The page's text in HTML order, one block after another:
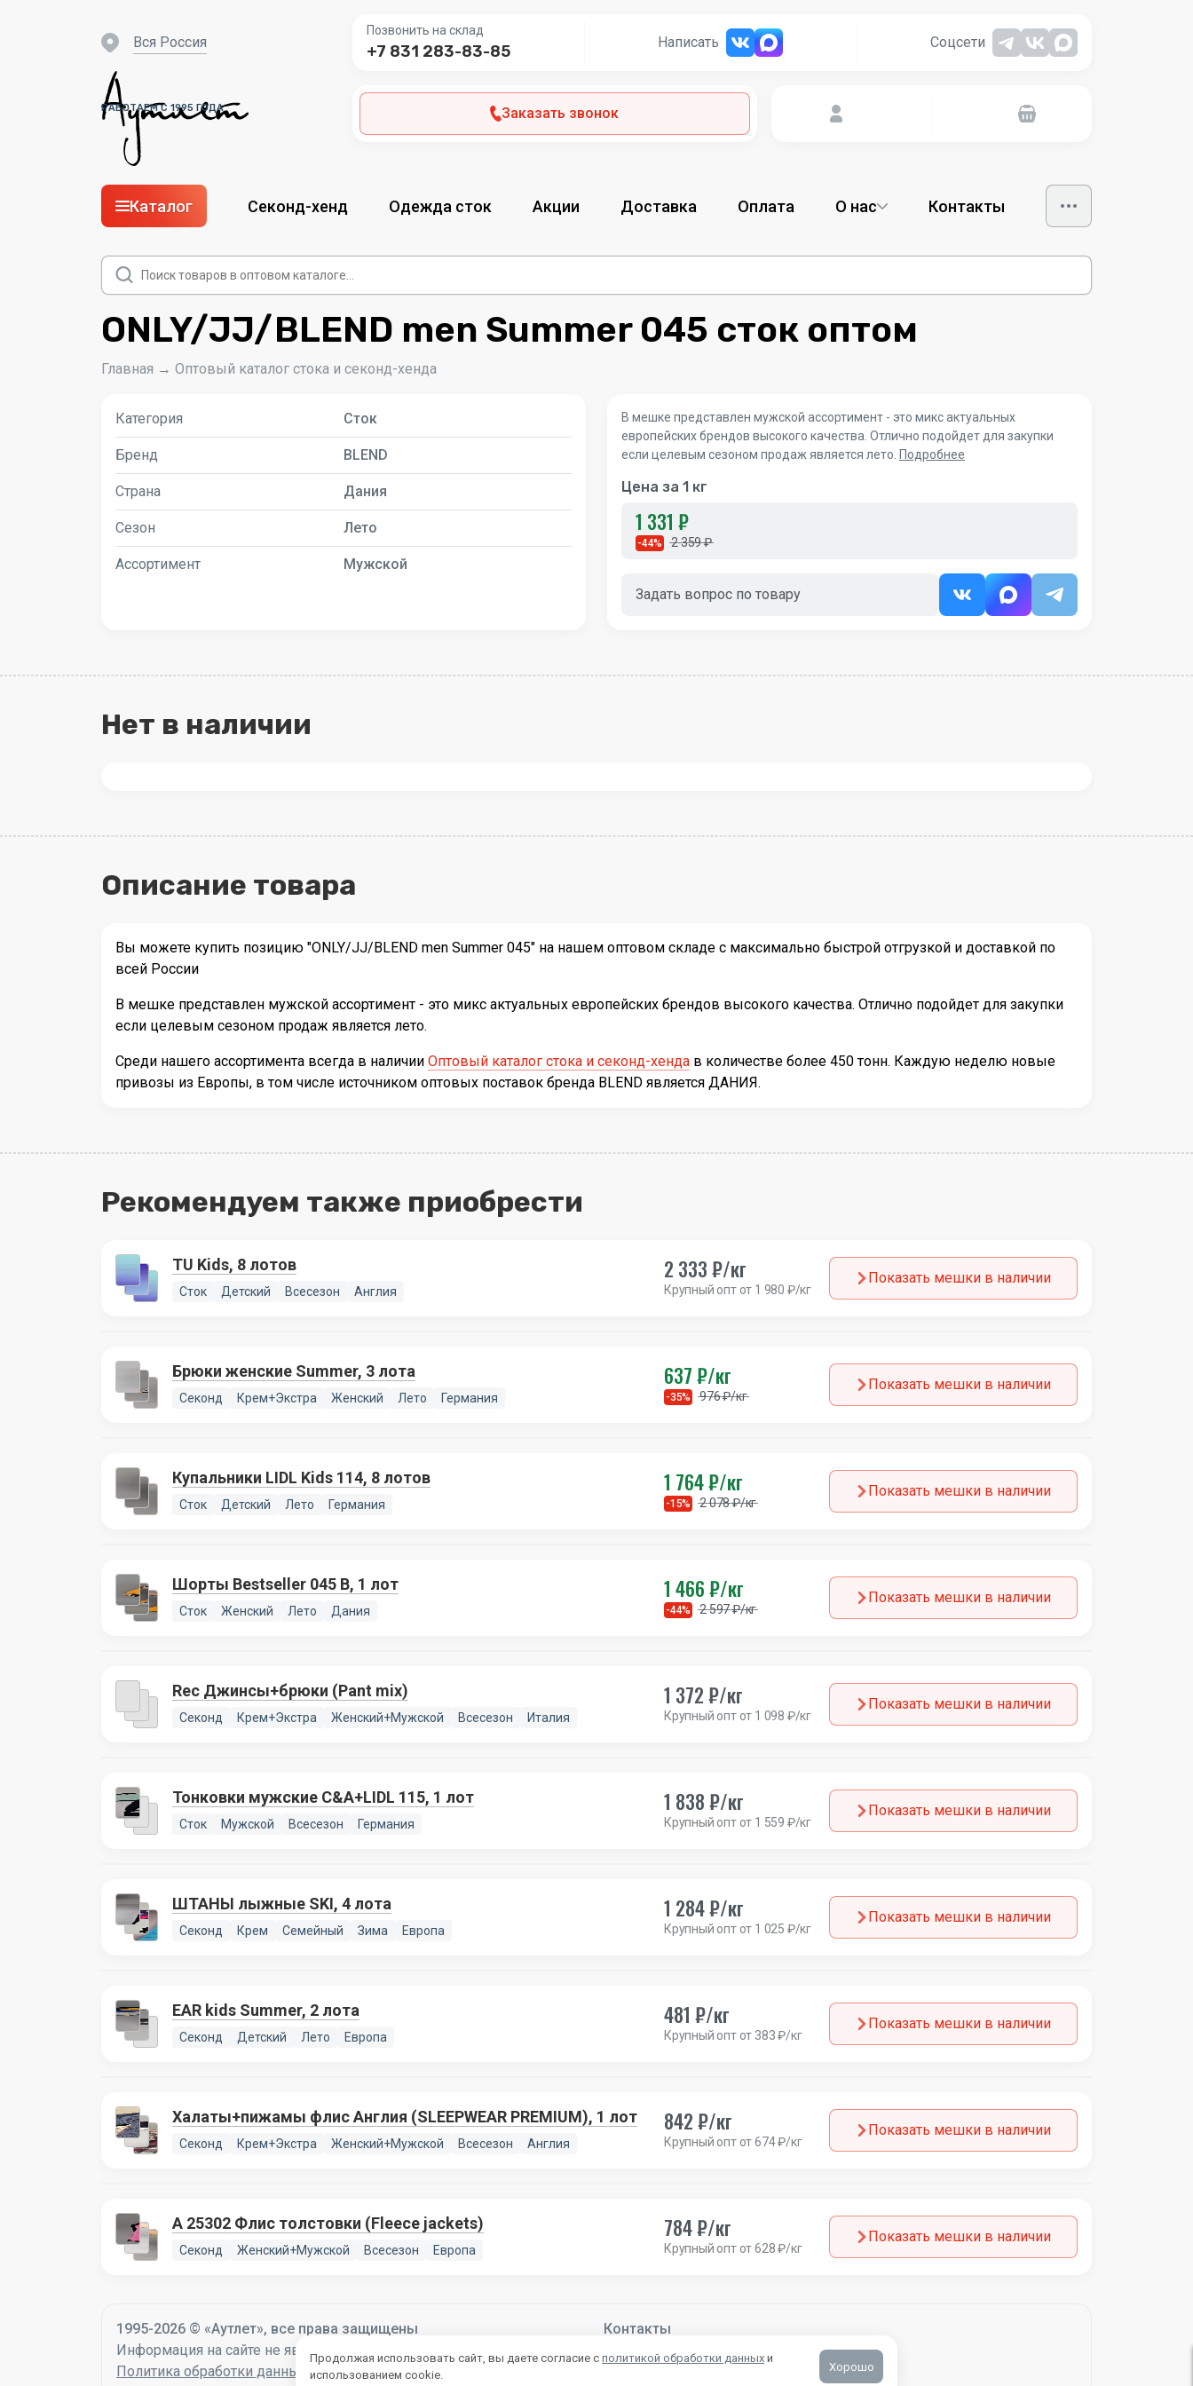
РАБОТАЕМ С 1995 ГОДА
вся Россия
Позвонить на склад
+7 831 283-83-85 Написать Соцсети
Заказать звонок
Каталог Секонд-хенд Одежда сток Акции Доставка Оплата О нас Контакты
Поиск
товаров
ONLY/JJ/BLEND men Summer 045 сток оптом
Главная → Оптовый каталог стока и секонд-хенда
Категория Сток
Бренд BLEND
Страна Дания
Сезон Лето
Ассортимент Мужской
В мешке представлен мужской ассортимент - это микс актуальных
европейских брендов высокого качества. Отлично подойдет для закупки
если целевым сезоном продаж является лето. Подробнее
Цена за 1 кг
1 331 ₽
-44% 2 359 ₽
Задать вопрос по товару
Нет в наличии
Описание товара
Вы можете купить позицию "ONLY/JJ/BLEND men Summer 045" на нашем оптовом складе с максимально быстрой отгрузкой и доставкой по
всей России
В мешке представлен мужской ассортимент - это микс актуальных европейских брендов высокого качества. Отлично подойдет для закупки
если целевым сезоном продаж является лето.
Среди нашего ассортимента всегда в наличии Оптовый каталог стока и секонд-хенда в количестве более 450 тонн. Каждую неделю новые
привозы из Европы, в том числе источником оптовых поставок бренда BLEND является ДАНИЯ.
Рекомендуем также приобрести
TU Kids, 8 лотов
Сток Детский Всесезон Англия
2 333 ₽/кг
Крупный опт от 1 980 ₽/кг
Показать мешки в наличии
Брюки женские Summer, 3 лота
Секонд Крем+Экстра Женский Лето Германия
637 ₽/кг
-35% 976 ₽/кг
Показать мешки в наличии
Купальники LIDL Kids 114, 8 лотов
Сток Детский Лето Германия
1 764 ₽/кг
-15% 2 078 ₽/кг
Показать мешки в наличии
Шорты Bestseller 045 B, 1 лот
Сток Женский Лето Дания
1 466 ₽/кг
-44% 2 597 ₽/кг
Показать мешки в наличии
Rec Джинсы+брюки (Pant mix)
Секонд Крем+Экстра Женский+Мужской Всесезон Италия
1 372 ₽/кг
Крупный опт от 1 098 ₽/кг
Показать мешки в наличии
Тонковки мужские C&A+LIDL 115, 1 лот
Сток Мужской Всесезон Германия
1 838 ₽/кг
Крупный опт от 1 559 ₽/кг
Показать мешки в наличии
ШТАНЫ лыжные SKI, 4 лота
Секонд Крем Семейный Зима Европа
1 284 ₽/кг
Крупный опт от 1 025 ₽/кг
Показать мешки в наличии
EAR kids Summer, 2 лота
Секонд Детский Лето Европа
481 ₽/кг
Крупный опт от 383 ₽/кг
Показать мешки в наличии
Халаты+пижамы флис Англия (SLEEPWEAR PREMIUM), 1 лот
Секонд Крем+Экстра Женский+Мужской Всесезон Англия
842 ₽/кг
Крупный опт от 674 ₽/кг
Показать мешки в наличии
А 25302 Флис толстовки (Fleece jackets)
Секонд Женский+Мужской Всесезон Европа
784 ₽/кг
Крупный опт от 628 ₽/кг
Показать мешки в наличии
1995-2026 © «Аутлет», все права защищены
Информация на сайте не является офертой –
Подробнее
Политика обработки данных
Контакты
+7 831 283-83-85
Продолжая использовать сайт, вы даете согласие с политикой обработки данных и
использованием cookie.
Хорошо